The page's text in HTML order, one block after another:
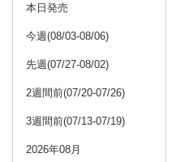
本日発売
今週(08/03-08/06)
先週(07/27-08/02)
2週間前(07/20-07/26)
3週間前(07/13-07/19)
2026年08月